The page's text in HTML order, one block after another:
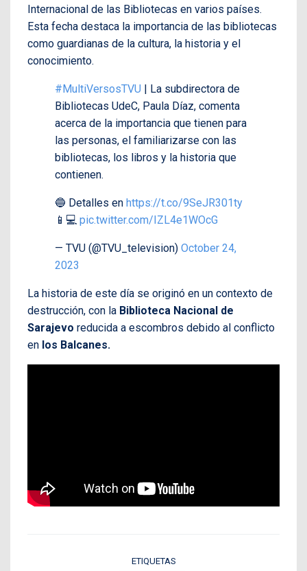
Internacional de las Bibliotecas en varios países.
Esta fecha destaca la importancia de las bibliotecas
como guardianas de la cultura, la historia y el
conocimiento.
#MultiVersosTVU | La subdirectora de
Bibliotecas UdeC, Paula Díaz, comenta
acerca de la importancia que tienen para
las personas, el familiarizarse con las
bibliotecas, los libros y la historia que
contienen.
🔵 Detalles en https://t.co/9SeJR301ty
📱💻 pic.twitter.com/IZL4e1WOcG
— TVU (@TVU_television) October 24,
2023
La historia de este día se originó en un contexto de
destrucción, con la Biblioteca Nacional de
Sarajevo reducida a escombros debido al conflicto
en los Balcanes.
ETIQUETAS